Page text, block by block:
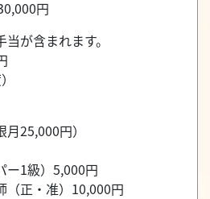
円
が含まれます。
25,000円）
ー1級）5,000円
（正・准）10,000円